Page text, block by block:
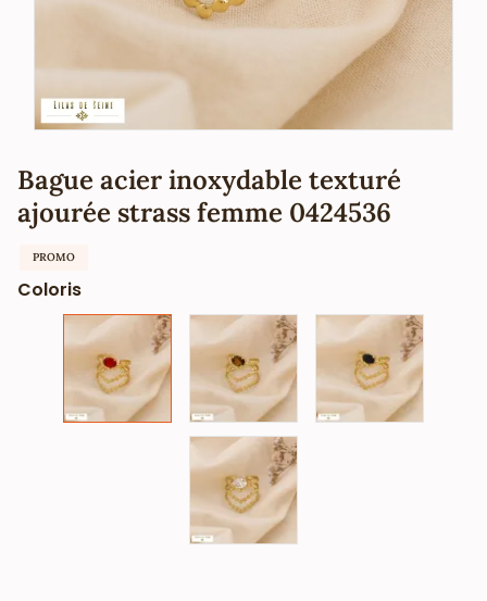
Bague acier inoxydable texturé
ajourée strass femme 0424536
PROMO
Coloris